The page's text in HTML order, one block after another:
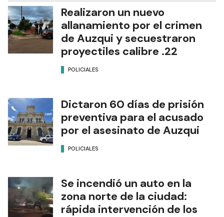
Realizaron un nuevo
allanamiento por el crimen
de Auzqui y secuestraron
proyectiles calibre .22
POLICIALES
Dictaron 60 días de prisión
preventiva para el acusado
por el asesinato de Auzqui
POLICIALES
Se incendió un auto en la
zona norte de la ciudad:
rápida intervención de los